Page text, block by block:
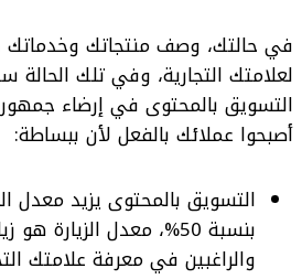
في حالتك، وصف منتجاتك وخدماتك
لعلامتك التجارية، وفي تلك
التسويق بالمحتوى في إرضاء
أصبحوا عملائك بالفعل لأن ببساطة:
التسويق بالمحتوى يزيد معدل
بنسبة 50%، معدل الزيارة
والراغبين في معرفة علامتك